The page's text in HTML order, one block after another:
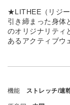
★LITHEE（リジ
引き締まった身体
のオリジナリティ
あるアクティブウ
機能 ストレッチ/速